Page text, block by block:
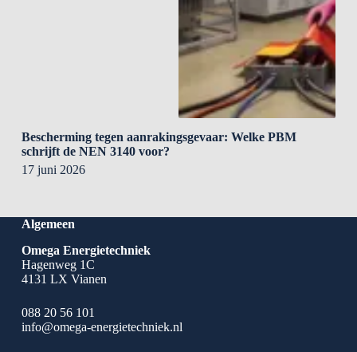
Bescherming tegen aanrakingsgevaar: Welke PBM
schrijft de NEN 3140 voor?
17 juni 2026
Algemeen
Omega Energietechniek
Hagenweg 1C
4131 LX Vianen
088 20 56 101
info@omega-energietechniek.nl